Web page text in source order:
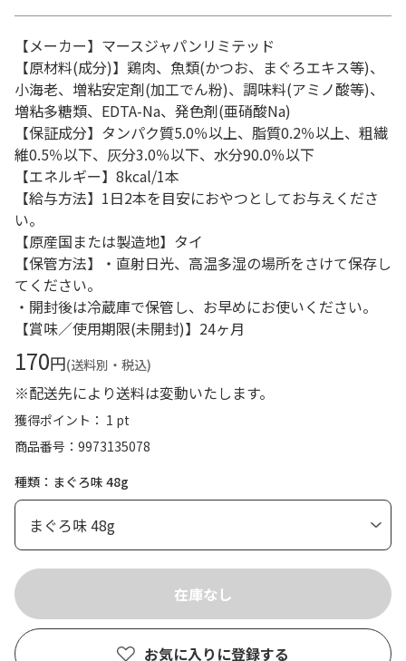
【メーカー】マースジャパンリミテッド
【原材料(成分)】鶏肉、魚類(かつお、まぐろエキス等)、
小海老、増粘安定剤(加工でん粉)、調味料(アミノ酸等)、
増粘多糖類、EDTA-Na、発色剤(亜硝酸Na)
【保証成分】タンパク質5.0％以上、脂質0.2％以上、粗繊
維0.5％以下、灰分3.0％以下、水分90.0％以下
【エネルギー】8kcal/1本
【給与方法】1日2本を目安におやつとしてお与えくださ
い。
【原産国または製造地】タイ
【保管方法】・直射日光、高温多湿の場所をさけて保存し
てください。
・開封後は冷蔵庫で保管し、お早めにお使いください。
【賞味／使用期限(未開封)】24ヶ月
170円(送料別・税込)
※配送先により送料は変動いたします。
獲得ポイント： 1 pt
商品番号
9973135078
種類：まぐろ味 48g
お気に入りに登録する